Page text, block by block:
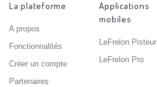
La plateforme
A propos
Fonctionnalités
Créer un compte
Partenaires
Applications
mobiles
LeFrelon Pisteur
LeFrelon Pro